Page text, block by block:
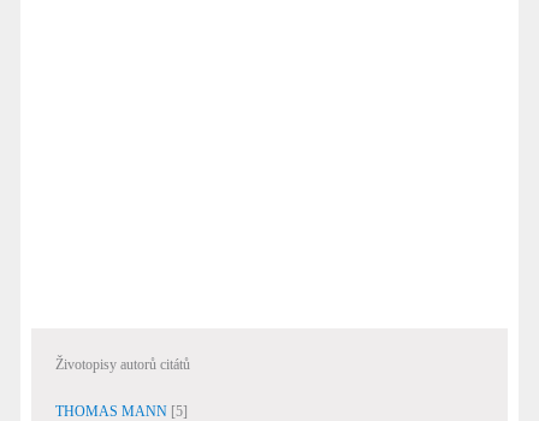
Životopisy autorů citátů
THOMAS MANN [5]